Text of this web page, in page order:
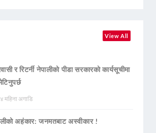
View All
र रिटर्नी नेपालीको पीडा सरकारको कार्यसूचीमा
४ महिना अगाडि
अहंकार: जनमतबाट अस्वीकार !